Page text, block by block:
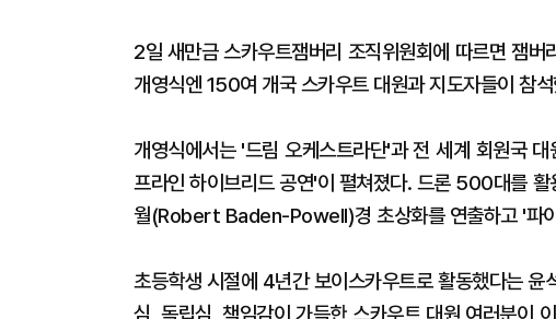
2일 새만금 스카우트잼버리 조직위원회에 따르면 잼
개영식엔 150여 개국 스카우트 대원과 지도자들이 참
개영식에서는 '드림 오케스트라단'과 전 세계 회원국
프라인 하이브리드 공연'이 펼쳐졌다. 드론 500대를
월(Robert Baden-Powell)경 초상화를 연출하고 '파
초등학생 시절에 4년간 보이스카우트로 활동했다는